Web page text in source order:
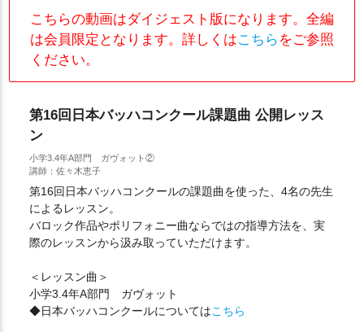
こちらの動画はダイジェスト版になります。全編
は会員限定となります。詳しくはこちら をご参照
ください。
第16回日本バッハコンクール課題曲 公開レッス
ン
小学3.4年A部門 ガヴォット②
講師：佐々木恵子
第16回日本バッハコンクールの課題曲を使った、4名の先生
によるレッスン。
バロック作品やポリフォニー曲ならではの指導方法を、実
際のレッスンから汲み取っていただけます。
＜レッスン曲＞
小学3.4年A部門 ガヴォット
◆日本バッハコンクールについてはこちら